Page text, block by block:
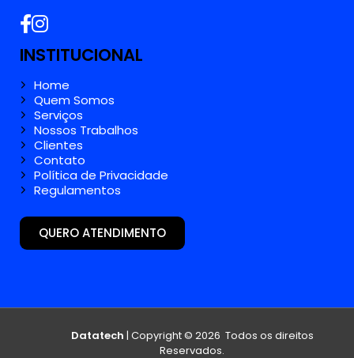
INSTITUCIONAL
Home
Quem Somos
Serviços
Nossos Trabalhos
Clientes
Contato
Política de Privacidade
Regulamentos
QUERO ATENDIMENTO
Datatech | Copyright © 2026 Todos os direitos
Reservados.